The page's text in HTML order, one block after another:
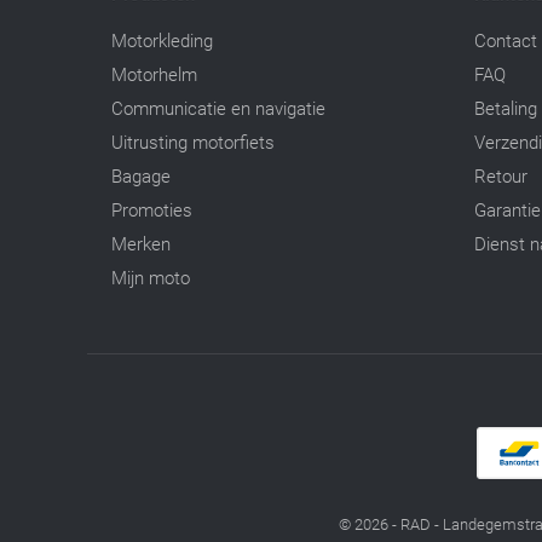
Motorkleding
Motorhelm
Communicatie en navigatie
Uitrusting motorfiets
Bagage
Promoties
Merken
Mijn moto
Contact
FAQ
Betaling
Retour
Garantie
Dienst
© 2026 - RAD -